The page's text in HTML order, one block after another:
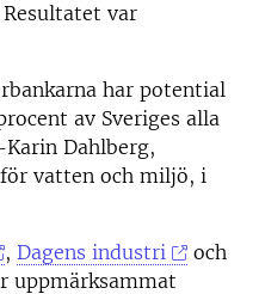
var
har potential
av Sveriges alla
Dahlberg,
vatten och miljö, i
,Dagens industri
och
uppmärksammat